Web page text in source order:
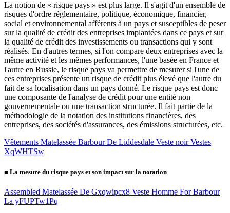
La notion de « risque pays » est plus large. Il s'agit d'un ensemble de
risques d'ordre réglementaire, politique, économique, financier,
social et environnemental afférents à un pays et susceptibles de peser
sur la qualité de crédit des entreprises implantées dans ce pays et sur
la qualité de crédit des investissements ou transactions qui y sont
réalisés. En d'autres termes, si l'on compare deux entreprises avec la
même activité et les mêmes performances, l'une basée en France et
l'autre en Russie, le risque pays va permettre de mesurer si l'une de
ces entreprises présente un risque de crédit plus élevé que l'autre du
fait de sa localisation dans un pays donné. Le risque pays est donc
une composante de l'analyse de crédit pour une entité non
gouvernementale ou une transaction structurée. Il fait partie de la
méthodologie de la notation des institutions financières, des
entreprises, des sociétés d'assurances, des émissions structurées, etc.
Vêtements Matelassée Barbour De Liddesdale Veste noir Vestes
XqWHTSw
■ La mesure du risque pays et son impact sur la notation
Assembled Matelassée De Gxqwipcx8 Veste Homme For Barbour
La yFUPTw1Pq